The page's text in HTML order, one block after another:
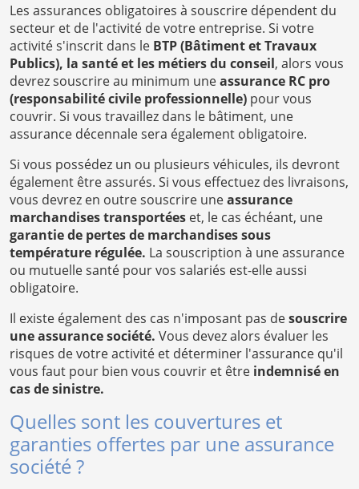
Les assurances obligatoires à souscrire dépendent du
secteur et de l'activité de votre entreprise. Si votre
activité s'inscrit dans le BTP (Bâtiment et Travaux
Publics), la santé et les métiers du conseil, alors vous
devrez souscrire au minimum uneassurance RC pro
(responsabilité civile professionnelle) pour vous
couvrir. Si vous travaillez dans le bâtiment, une
assurance décennale sera également obligatoire.
Si vous possédez un ou plusieurs véhicules, ils devront
également être assurés. Si vous effectuez des livraisons,
vous devrez en outre souscrire uneassurance
marchandises transportées et, le cas échéant, une
garantie de pertes de marchandises sous
température régulée. La souscription à une assurance
ou mutuelle santé pour vos salariés est-elle aussi
obligatoire.
Il existe également des cas n'imposant pas desouscrire
une assurance société. Vous devez alors évaluer les
risques de votre activité et déterminer l'assurance qu'il
vous faut pour bien vous couvrir et être indemnisé en
cas de sinistre.
Quelles sont les couvertures et
garanties offertes par une assurance
société ?